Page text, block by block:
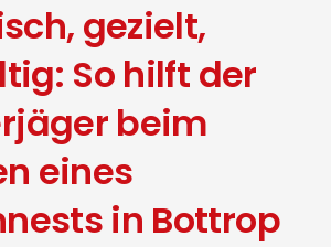
gezielt,
So hilft der
beim
eines
in Bottrop